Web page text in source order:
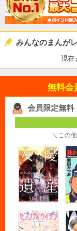
みんなのまんが
現在
無料会
会員限定無料
＼この